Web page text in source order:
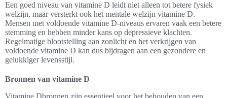
Een goed niveau van vitamine D leidt niet alleen tot betere fysiek
welzijn, maar versterkt ook het mentale welzijn vitamine D.
Mensen met voldoende vitamine D-niveaus ervaren vaak een betere
stemming en hebben minder kans op depressieve klachten.
Regelmatige blootstelling aan zonlicht en het verkrijgen van
voldoende vitamine D kan dus bijdragen aan een gezondere en
gelukkiger levensstijl.
Bronnen van vitamine D